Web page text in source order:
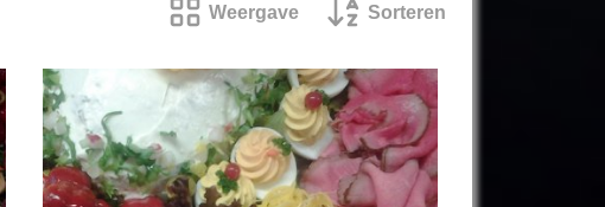
Weergave Sorteren